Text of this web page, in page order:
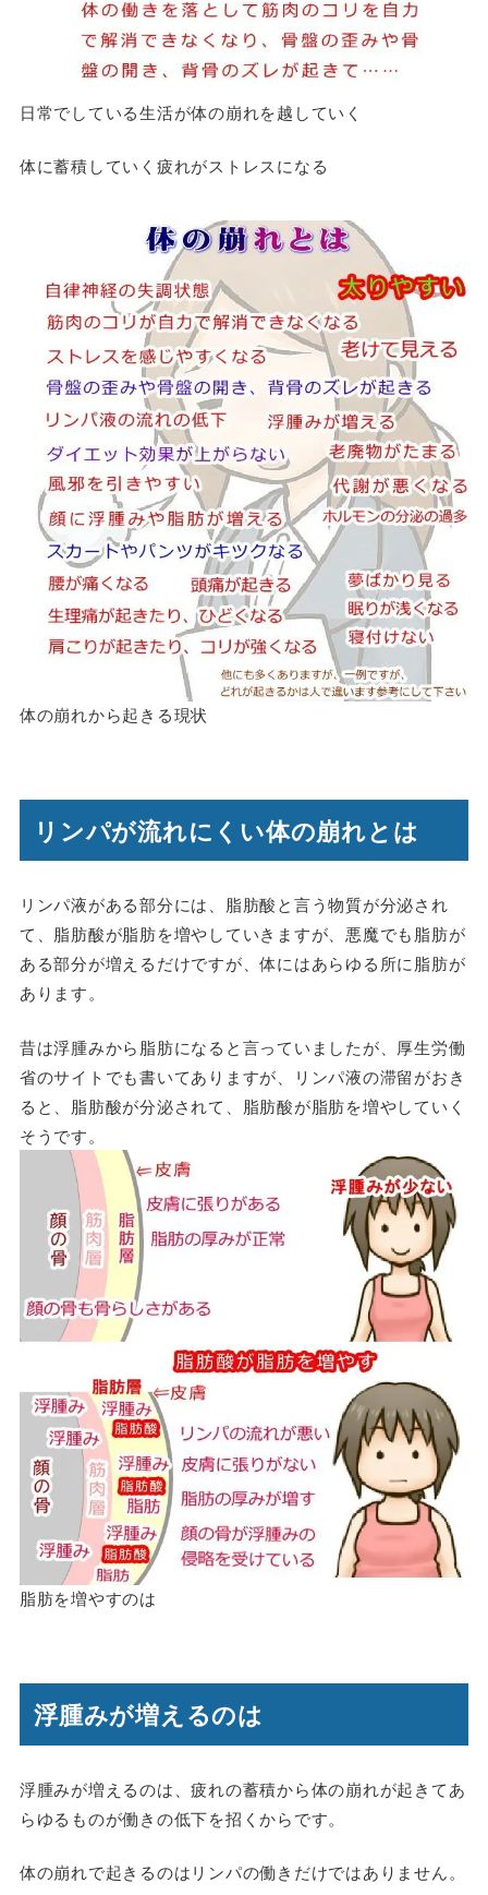
日常でしている生活が体の崩れを越していく
体に蓄積していく疲れがストレスになる
体の崩れから起きる現状
リンパが流れにくい体の崩れとは
リンパ液がある部分には、脂肪酸と言う物質が分泌され
て、脂肪酸が脂肪を増やしていきますが、悪魔でも脂肪が
ある部分が増えるだけですが、体にはあらゆる所に脂肪が
あります。
昔は浮腫みから脂肪になると言っていましたが、厚生労働
省のサイトでも書いてありますが、リンパ液の滞留がおき
ると、脂肪酸が分泌されて、脂肪酸が脂肪を増やしていく
そうです。
脂肪を増やすのは
浮腫みが増えるのは
浮腫みが増えるのは、疲れの蓄積から体の崩れが起きてあ
らゆるものが働きの低下を招くからです。
体の崩れで起きるのはリンパの働きだけではありません。